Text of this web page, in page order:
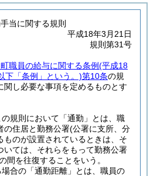
当に関する規則
平成18年3月21日
規則第31号
職員の給与に関する条例(平成18
下「条例」という。)第10条の規
関し必要な事項を定めるものとす
の規則において「通勤」とは、職
の住居と勤務公署(公署に支所、分
ものが設置されているときは、そ
いては、それらをもって勤務公署
間を往復することをいう。
合の「通勤距離」とは、職員の